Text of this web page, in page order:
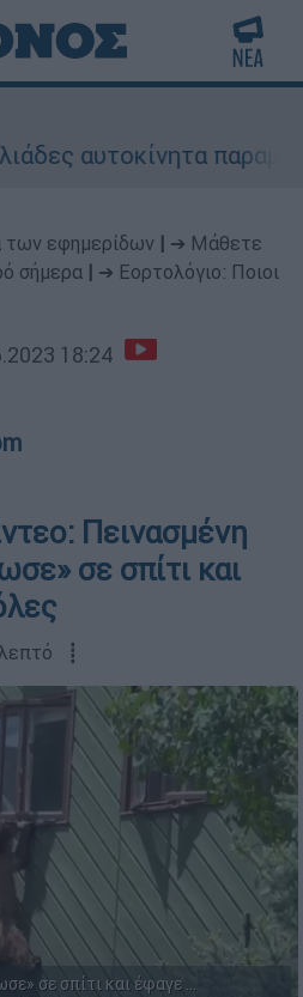
αυτοκίνητα
των εφημερίδων
➔ Μάθετε
σήμερα
➔ Εορτολόγιο: Ποιοι
18:24
Πεινασμένη
σε σπίτι και
┋
σε σπίτι και έφαγε ...